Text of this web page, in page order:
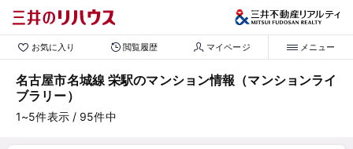
お気に入り 閲覧履歴 マイページ メニュー
名古屋市名城線 栄駅のマンション情報（マンションライ
ブラリー）
1~5件表示/ 95件中